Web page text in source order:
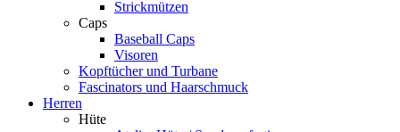
Strickmützen
Caps
Baseball Caps
Visoren
Kopftücher und Turbane
Fascinators und Haarschmuck
Herren
Hüte